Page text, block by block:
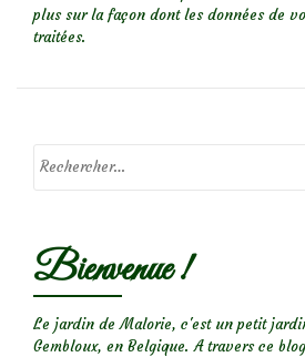
plus sur la façon dont les données de
traitées.
Bienvenue !
Le jardin de Malorie, c'est un petit
Gembloux, en Belgique. A travers ce